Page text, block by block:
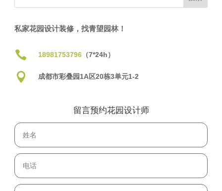
私家花园设计装修，找青望园林！
 18981753796（7*24h）
 成都市彩叠园1A区20栋3单元1-2
留言预约花园设计师